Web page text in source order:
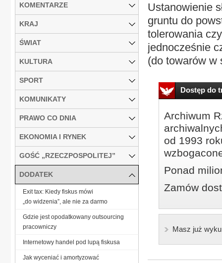
Ustanowienie
gruntu do
tolerowania
jednocześnie
(do towarów w
Dostęp do
Archiwum
od 1993
Ponad
Zamów
Masz już
KOMENTARZE
KRAJ
ŚWIAT
KULTURA
SPORT
KOMUNIKATY
PRAWO CO DNIA
EKONOMIA I RYNEK
GOŚĆ „RZECZPOSPOLITEJ”
DODATEK
Exit tax: Kiedy fiskus mówi
„do widzenia”, ale nie za darmo
Gdzie jest opodatkowany outsourcing
pracowniczy
Internetowy handel pod lupą fiskusa
Jak wyceniać i amortyzować